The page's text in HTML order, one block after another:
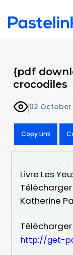
{pdf
crocodiles
02 October
Copy Link
Livre Les
Télécharger
Katherine
http://get-